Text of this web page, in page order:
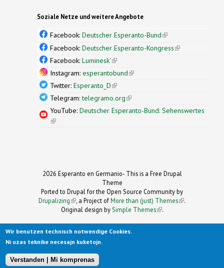
Soziale Netze und weitere Angebote
Facebook: Deutscher Esperanto-Bund(link is
external)
Facebook: Deutscher Esperanto-Kongress(link is
Facebook: Luminesk'(link is external)
Instagram: esperantobund(link is external)
Twitter: Esperanto_D(link is external)
Telegram:telegramo.org(link is external)
YouTube: Deutscher Esperanto-Bund: Sehenswertes
(link is external)
2026 Esperanto en Germanio- This is a Free Drupal
Theme
Ported to Drupal for the Open Source Community by
Drupalizing(link is external)
, a Project ofMore than (just) Themes (link is
.
Original design by Simple Themes
(link is
.
Wir benutzen technisch notwendige Cookies.
Ni uzas teknike necesajn kuketojn.
Verstanden | Mi komprenas